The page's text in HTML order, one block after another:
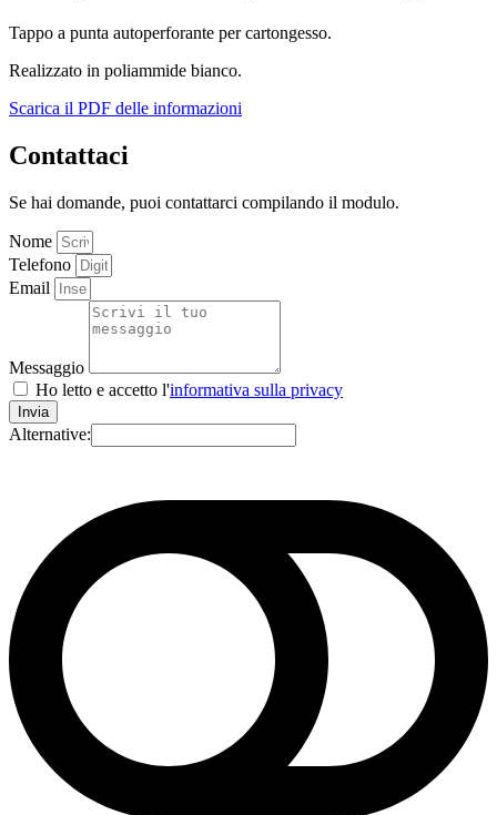
Tappo a punta autoperforante per cartongesso.
Realizzato in poliammide bianco.
Scarica il PDF delle informazioni
Contattaci
Se hai domande, puoi contattarci compilando il modulo.
Nome
Telefono
Email
Messaggio
Ho letto e accetto l'informativa sulla privacy
Invia
Alternative: